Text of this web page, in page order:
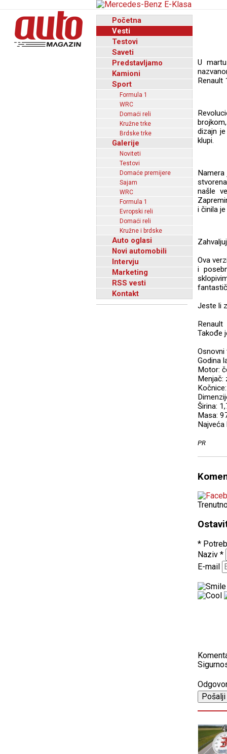
Početna
Vesti
Testovi
Saveti
Predstavljamo
Kamioni
Sport
Formula 1
WRC
Domaći reli
Kružne trke
Brdske trke
Galerije
Noviteti
Testovi
Domaće premijere
Sajam
WRC
Formula 1
Evropski reli
Domaći reli
Kružne i brdske
Auto oglasi
Novi automobili
Intervju
Marketing
RSS vesti
Kontakt
U
Renault
dizajn
klupi.
našle
i činila
Ova
i
Jeste li
Takođe
Osnovni
Godina
Motor:
Menjač:
Širina:
Masa:
PR
*
Naziv *
E-mail